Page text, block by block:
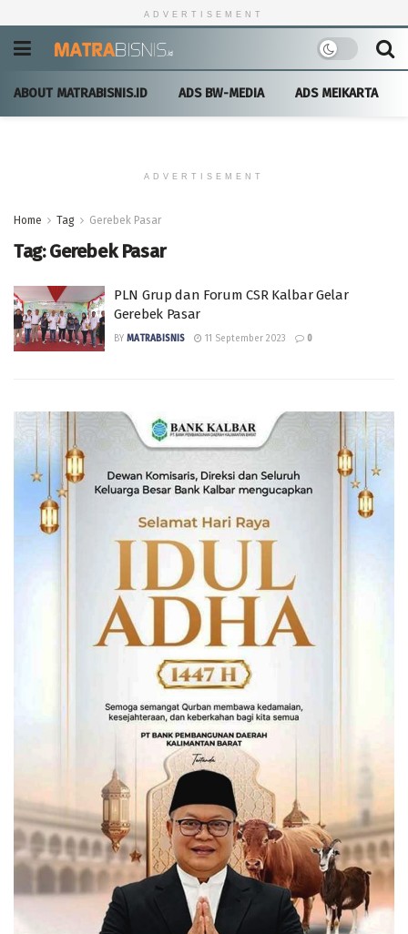
ADVERTISEMENT
ABOUT MATRABISNIS.ID ADS BW-MEDIA ADS MEIKARTA
ADVERTISEMENT
Home Tag Gerebek Pasar
Tag:Gerebek Pasar
PLN Grup dan Forum CSR Kalbar Gelar
Gerebek Pasar
BY MATRABISNIS 11 September 2023 0